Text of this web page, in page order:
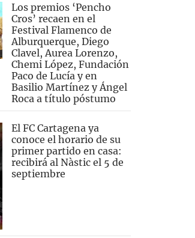
Los premios ‘Pencho
Cros’ recaen en el
Festival Flamenco de
Alburquerque, Diego
Clavel, Aurea Lorenzo,
Chemi López, Fundación
Paco de Lucía y en
Basilio Martínez y Ángel
Roca a título póstumo
El FC Cartagena ya
conoce el horario de su
primer partido en casa:
recibirá al Nàstic el 5 de
septiembre